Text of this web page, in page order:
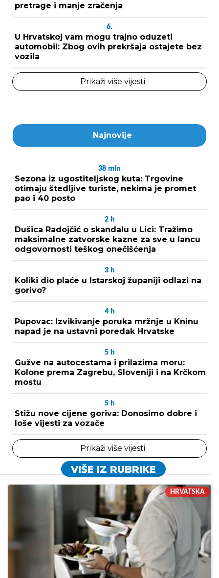
pretrage i manje zračenja
6.
U Hrvatskoj vam mogu trajno oduzeti
automobil: Zbog ovih prekršaja ostajete bez
vozila
Prikaži više vijesti
Najnovije
38 min
Sezona iz ugostiteljskog kuta: Trgovine
otimaju štedljive turiste, nekima je promet
pao i 40 posto
2 h
Dušica Radojčić o skandalu u Lici: Tražimo
maksimalne zatvorske kazne za sve u lancu
odgovornosti teškog onečišćenja
3 h
Koliki dio plaće u Istarskoj županiji odlazi na
gorivo?
4 h
Pupovac: Izvikivanje poruka mržnje u Kninu
napad je na ustavni poredak Hrvatske
5 h
Gužve na autocestama i prilazima moru:
Kolone prema Zagrebu, Sloveniji i na Krčkom
mostu
5 h
Stižu nove cijene goriva: Donosimo dobre i
loše vijesti za vozače
Prikaži više vijesti
VIŠE IZ RUBRIKE
HRVATSKA